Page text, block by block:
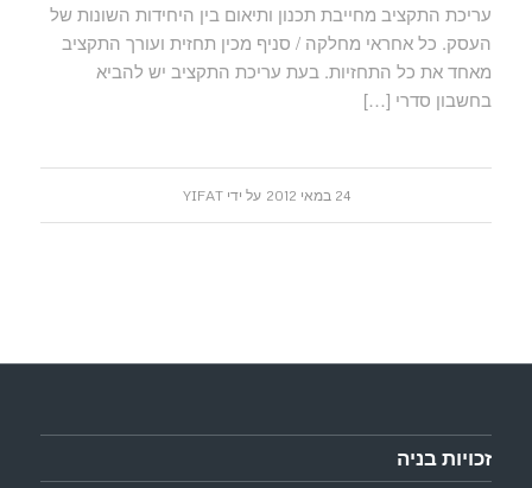
עריכת התקציב מחייבת תכנון ותיאום בין היחידות השונות של
העסק. כל אחראי מחלקה / סניף מכין תחזית ועורך התקציב
מאחד את כל התחזיות. בעת עריכת התקציב יש להביא
בחשבון סדרי […]
24 במאי 2012 על ידיYIFAT
זכויות בניה